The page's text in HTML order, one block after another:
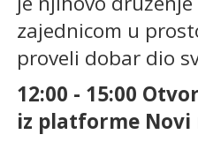
zajednicom u
proveli dobar dio
12:00 - 15:00
iz platforme